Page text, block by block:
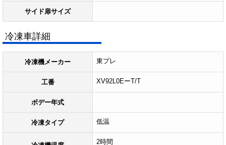
サイド扉サイズ
冷凍車詳細
冷凍機メーカー 東プレ
工番 XV92L0EーT/T
ボデー年式
冷凍タイプ 低温
2時間